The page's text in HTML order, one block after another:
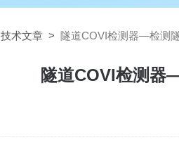
技术文章 > 隧道COVI检测器—检测
隧道COVI检测器